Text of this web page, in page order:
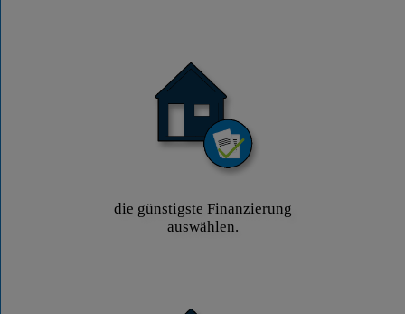
die günstigste Finanzierung
auswählen.